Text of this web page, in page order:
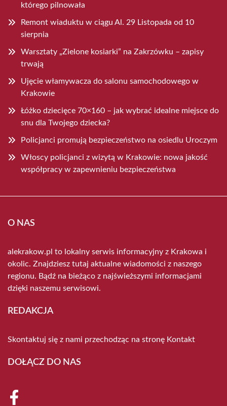
którego pilnowała
Remont wiaduktu w ciągu Al. 29 Listopada od 10
sierpnia
Warsztaty „Zielone kosiarki” na Zakrzówku – zapisy
trwają
Ujęcie włamywacza do salonu samochodowego w
Krakowie
Łóżko dziecięce 70×160 – jak wybrać idealne miejsce do
snu dla Twojego dziecka?
Policjanci promują bezpieczeństwo na osiedlu Uroczym
Włoscy policjanci z wizytą w Krakowie: nowa jakość
współpracy w zapewnieniu bezpieczeństwa
O NAS
alekrakow.pl to lokalny serwis informacyjny z Krakowa i
okolic. Znajdziesz tutaj aktualne wiadomości z naszego
regionu. Bądź na bieżąco z najświeższymi informacjami
dzięki naszemu serwisowi.
REDAKCJA
Skontaktuj się z nami przechodząc na stronę Kontakt
DOŁĄCZ DO NAS